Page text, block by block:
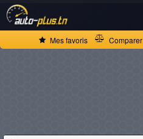
Mes favoris Comparer
ACCUEIL